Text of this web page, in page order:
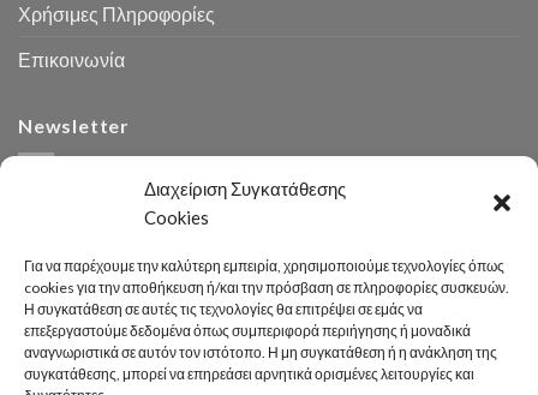
Διαχείριση Συγκατάθεσης
Cookies
Για να παρέχουμε την καλύτερη εμπειρία, χρησιμοποιούμε τεχνολογίες όπως
cookies για την αποθήκευση ή/και την πρόσβαση σε πληροφορίες συσκευών.
Η συγκατάθεση σε αυτές τις τεχνολογίες θα επιτρέψει σε εμάς να
επεξεργαστούμε δεδομένα όπως συμπεριφορά περιήγησης ή μοναδικά
αναγνωριστικά σε αυτόν τον ιστότοπο. Η μη συγκατάθεση ή η ανάκληση της
συγκατάθεσης, μπορεί να επηρεάσει αρνητικά ορισμένες λειτουργίες και
Χρήσιμες Πληροφορίες
Επικοινωνία
Newsletter
Αναζήτηση